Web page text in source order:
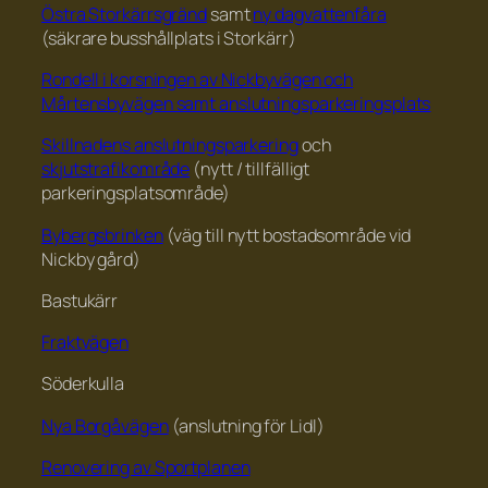
Östra Storkärrsgrändsamtny dagvattenfåra
(säkrare busshållplats i Storkärr)
Rondell i korsningen av Nickbyvägen och
Mårtensbyvägen samt anslutningsparkeringsplats
Skillnadens anslutningsparkeringoch
skjutstrafikområde (nytt / tillfälligt
parkeringsplatsområde)
Bybergsbrinken(väg till nytt bostadsområde vid
Nickby gård)
Bastukärr
Fraktvägen
Söderkulla
Nya Borgåvägen(anslutning för Lidl)
Renovering av Sportplanen